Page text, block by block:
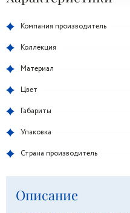
Компания производитель
Коллекция
Материал
Цвет
Габариты
Упаковка
Страна производитель
Описание